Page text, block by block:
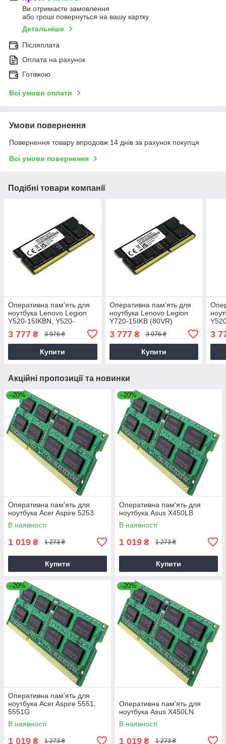
Ви отримаєте замовлення
або гроші повернуться на вашу картку
Детальніше
Післяплата
Оплата на рахунок
Готівкою
Всі умови оплати
Умови повернення
Повернення товару впродовж 14 днів за рахунок покупця
Всі умови повернення
Подібні товари компанії
Оперативна пам'ять для
ноутбука Lenovo Legion
Y520-15IKBN, Y520-
12, 16
3 777 ₴ 3 976 ₴
Купити
Оперативна пам'ять для
ноутбука Lenovo Legion
Y720-15IKB (80VR)
3 777₴ 3 976 ₴
Купити
3
Акційні пропозиції та новинки
–20%
Оперативна пам'ять для
ноутбука Acer Aspire 5253
В наявності
1 019 ₴ 1 273 ₴
Купити
–20%
Оперативна пам'ять для
ноутбука Asus X450LB
В наявності
1 019 ₴ 1 273 ₴
Купити
–20%
Оперативна пам'ять для
ноутбука Acer Aspire 5551,
5551G
В наявності
1 019 ₴ 1 273 ₴
–20%
Оперативна пам'ять для
ноутбука Asus X450LN
В наявності
1 019 ₴ 1 273 ₴